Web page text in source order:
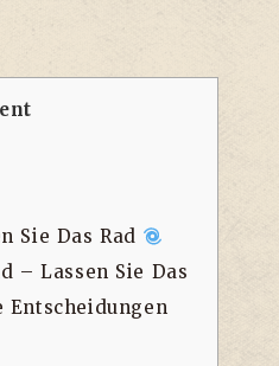
Sie Das Rad
– Lassen Sie Das
Entscheidungen